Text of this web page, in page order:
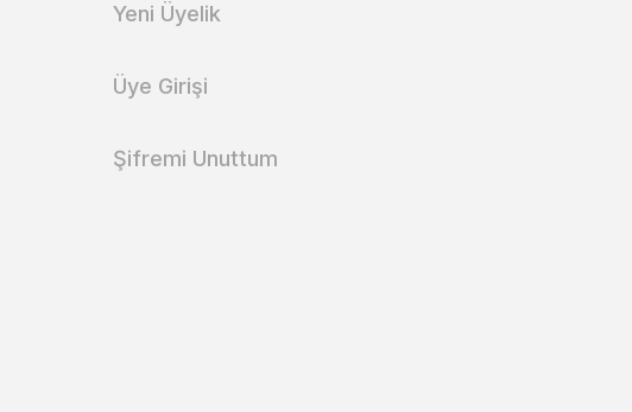
Yeni Üyelik
Üye Girişi
Şifremi Unuttum